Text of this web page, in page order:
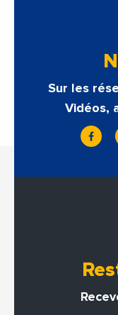
Sur les
Vidéos,